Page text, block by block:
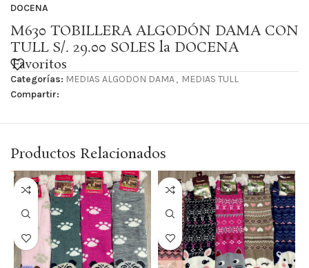
DOCENA
M630 TOBILLERA ALGODÓN DAMA CON
TULL S/. 29.00 SOLES la DOCENA
Favoritos
Categorías: MEDIAS ALGODON DAMA, MEDIAS TULL
Compartir:
Productos Relacionados